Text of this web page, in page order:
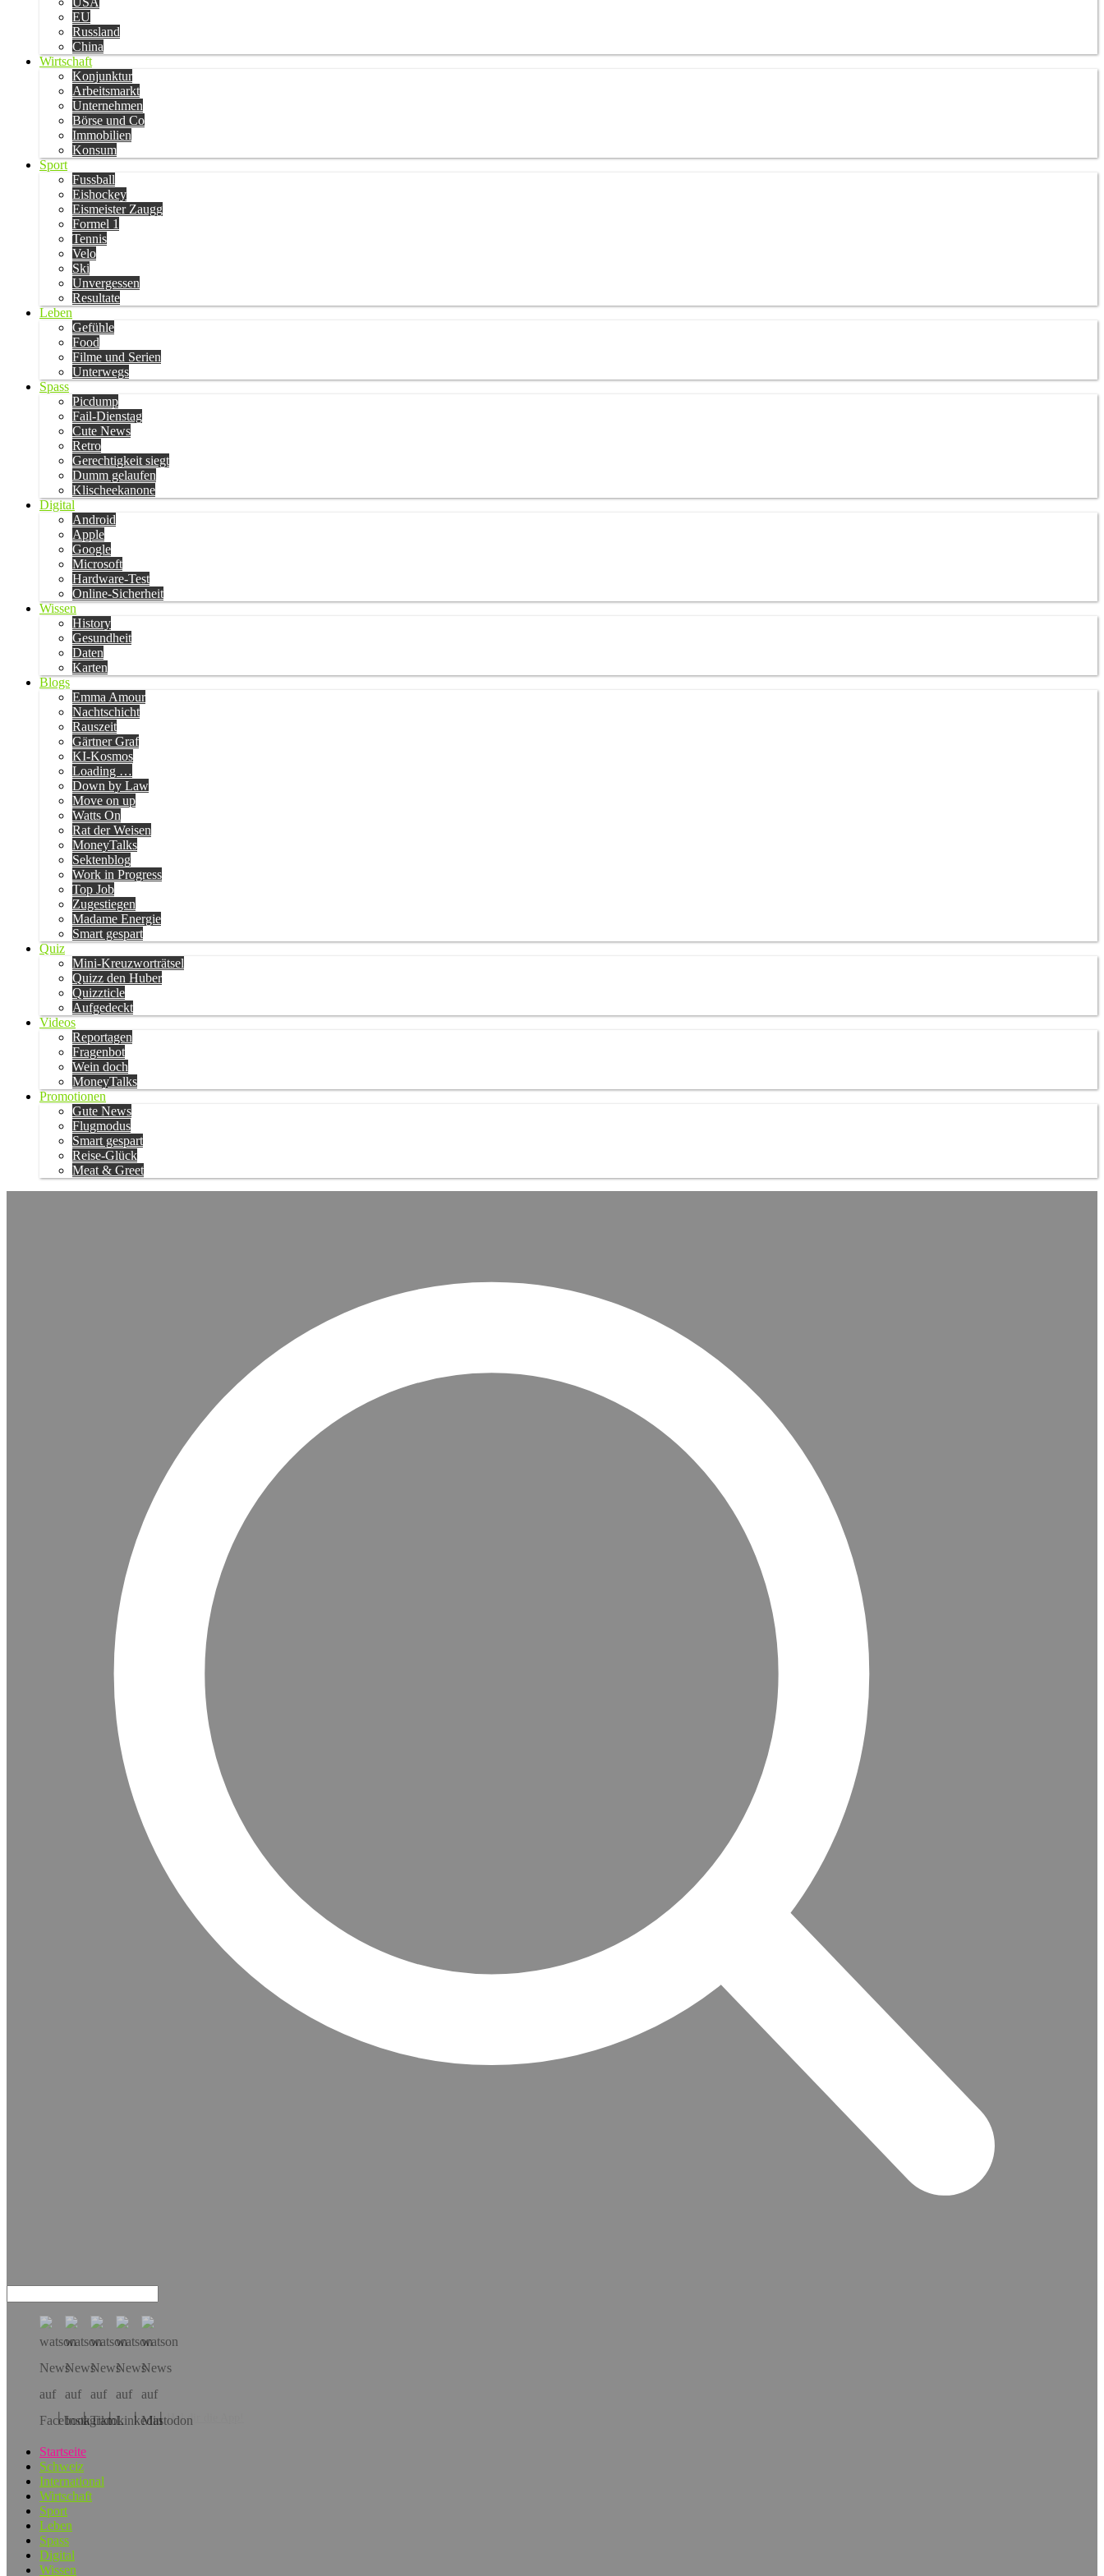
EU
Russland
China
Wirtschaft
Konjunktur
Arbeitsmarkt
Unternehmen
Börse und Co
Immobilien
Konsum
Sport
Fussball
Eishockey
Eismeister Zaugg
Formel 1
Tennis
Velo
Ski
Unvergessen
Resultate
Leben
Gefühle
Food
Filme und Serien
Unterwegs
Spass
Picdump
Fail-Dienstag
Cute News
Retro
Gerechtigkeit siegt
Dumm gelaufen
Klischeekanone
Digital
Android
Apple
Google
Microsoft
Hardware-Test
Online-Sicherheit
Wissen
History
Gesundheit
Daten
Karten
Blogs
Emma Amour
Nachtschicht
Rauszeit
Gärtner Graf
KI-Kosmos
Loading …
Down by Law
Move on up
Watts On
Rat der Weisen
MoneyTalks
Sektenblog
Work in Progress
Top Job
Zugestiegen
Madame Energie
Smart gespart
Quiz
Mini-Kreuzworträtsel
Quizz den Huber
Quizzticle
Aufgedeckt
Videos
Reportagen
Fragenbot
Wein doch
MoneyTalks
Promotionen
Gute News
Flugmodus
Smart gespart
Reise-Glück
Meat & Greet
Hol dir die App!
Startseite
Schweiz
International
Wirtschaft
Sport
Leben
Spass
Digital
Wissen